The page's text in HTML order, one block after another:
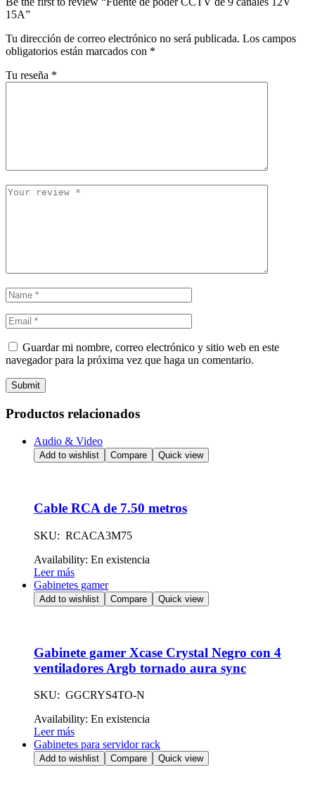
15A”
Tu dirección de correo electrónico no será publicada. Los campos
obligatorios están marcados con *
Tu reseña *
Guardar mi nombre, correo electrónico y sitio web en este
navegador para la próxima vez que haga un comentario.
Submit
Productos relacionados
Audio & Video
Add to wishlist Compare Quick view
Cable RCA de 7.50 metros
SKU: RCACA3M75
Availability: En existencia
Leer más
Gabinetes gamer
Add to wishlist Compare Quick view
Gabinete gamer Xcase Crystal Negro con 4
ventiladores Argb tornado aura sync
SKU: GGCRYS4TO-N
Availability: En existencia
Leer más
Gabinetes para servidor rack
Add to wishlist Compare Quick view